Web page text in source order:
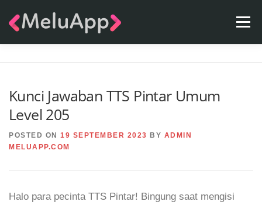
Menu
Kunci Jawaban TTS Pintar Umum
Level 205
POSTED ON 19 SEPTEMBER 2023 BY ADMIN
MELUAPP.COM
Halo para pecinta TTS Pintar! Bingung saat mengisi